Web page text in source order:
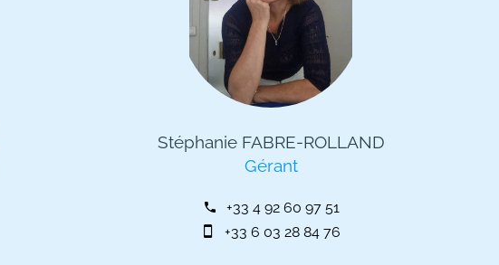
Stéphanie FABRE-ROLLAND
Gérant
+33 4 92 60 97 51
+33 6 03 28 84 76